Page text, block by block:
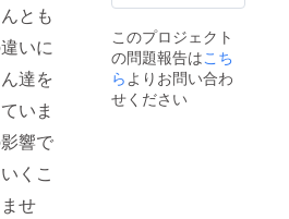
とも
いに
達を
いま
響で
くこ
せ
このプロジェクト
の問題報告はこち
らよりお問い合わ
せください